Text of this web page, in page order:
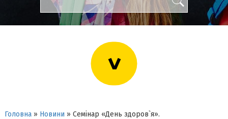
>
Головна» Новини » Семінар «День здоров`я».